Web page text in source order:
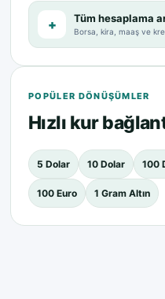
+ Tüm hesaplama
Borsa, kira, maaş ve
POPÜLER DÖNÜŞÜMLER
Hızlı kur
5 Dolar 10 Dolar 100
100 Euro 1 Gram Altın